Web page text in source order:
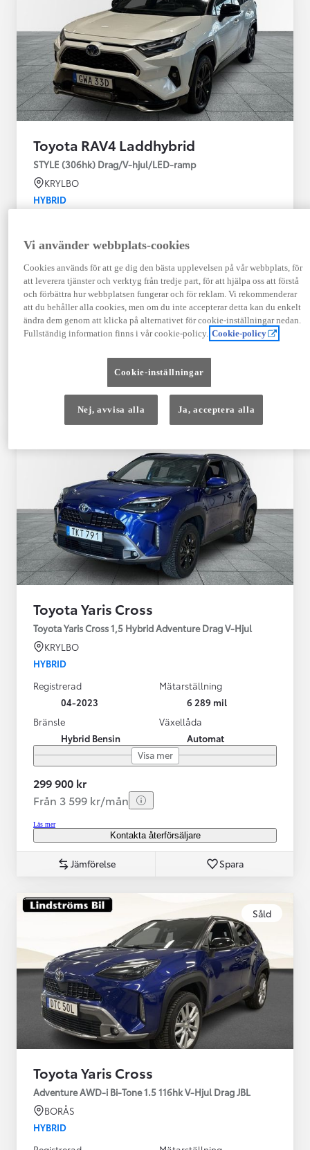
Toyota RAV4 Laddhybrid
STYLE (306hk) Drag/V-hjul/LED-ramp
KRYLBO
HYBRID
09-2023
Hybrid Bensin
Automat
Visa mer
409 900 kr
Från 4 920 kr/mån
Kontakta återförsäljare
Toyota Yaris Cross
Toyota Yaris Cross 1,5 Hybrid Adventure Drag V-Hjul
KRYLBO
HYBRID
Registrerad
04-2023
Mätarställning
6 289 mil
Bränsle
Hybrid Bensin
Växellåda
Automat
Visa mer
299 900 kr
Från 3 599 kr/mån
Läs mer
Kontakta återförsäljare
Jämförelse Spara
Såld
Toyota Yaris Cross
Adventure AWD-i Bi-Tone 1.5 116hk V-Hjul Drag JBL
BORÅS
HYBRID
Vi använder webbplats-cookies
Cookies används för att ge dig den bästa upplevelsen på vår webbplats, för
att leverera tjänster och verktyg från tredje part, för att hjälpa oss att förstå
och förbättra hur webbplatsen fungerar och för reklam. Vi rekommenderar
att du behåller alla cookies, men om du inte accepterar detta kan du enkelt
ändra dem genom att klicka på alternativet för cookie-inställningar nedan.
Fullständig information finns i vår cookie-policy. Cookie-policy
Cookie-inställningar
Nej, avvisa alla Ja, acceptera alla